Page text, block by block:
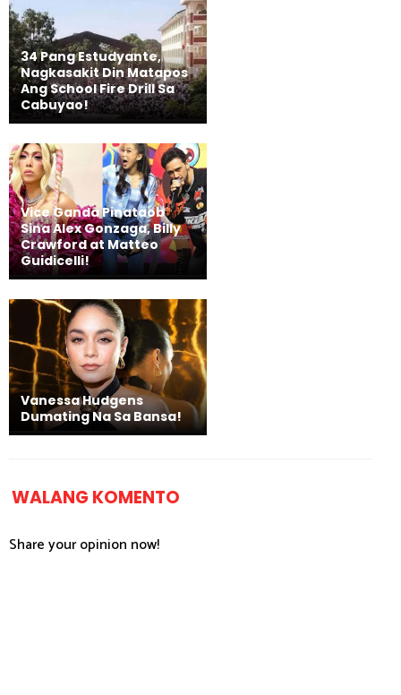
34 Pang Estudyante,
Nagkasakit Din Matapos
Ang School Fire Drill Sa
Cabuyao!
Vice Ganda Pinataob
Sina Alex Gonzaga, Billy
Crawford at Matteo
Guidicelli!
Vanessa Hudgens
Dumating Na Sa Bansa!
WALANG KOMENTO
Share your opinion now!